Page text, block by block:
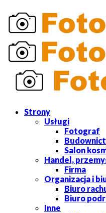
Strony
Usługi
Fotograf
Salon
Handel,
Firma
Organizacja i
Biuro
Biuro
Inne